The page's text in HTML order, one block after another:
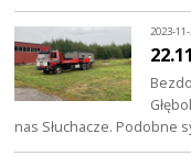
2023-
nas Słuchacze. Podobne